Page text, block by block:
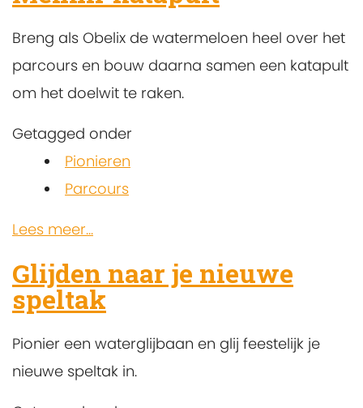
Breng als Obelix de watermeloen heel over het
parcours en bouw daarna samen een katapult
om het doelwit te raken.
Getagged onder
Pionieren
Parcours
Lees meer...
Glijden naar je nieuwe
speltak
Pionier een waterglijbaan en glij feestelijk je
nieuwe speltak in.